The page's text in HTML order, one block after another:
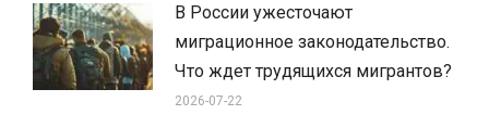
В России ужесточают
миграционное законодательство.
Что ждет трудящихся мигрантов?
2026-07-22